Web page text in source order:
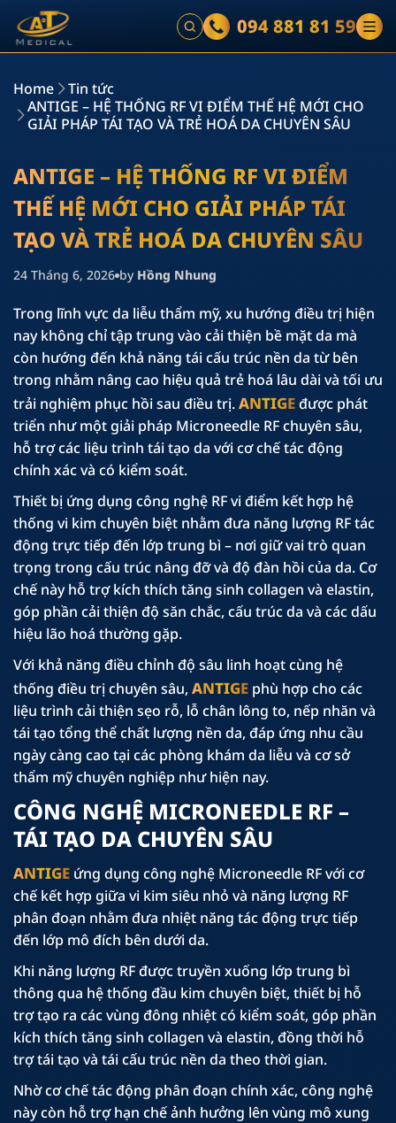
094 881 81 59
Home
Tin tức
ANTIGE – HỆ THỐNG RF VI ĐIỂM THẾ HỆ MỚI CHO
GIẢI PHÁP TÁI TẠO VÀ TRẺ HOÁ DA CHUYÊN SÂU
ANTIGE – HỆ THỐNG RF VI ĐIỂM
THẾ HỆ MỚI CHO GIẢI PHÁP TÁI
TẠO VÀ TRẺ HOÁ DA CHUYÊN SÂU
24 Tháng 6, 2026 byHồng Nhung
Trong lĩnh vực da liễu thẩm mỹ, xu hướng điều trị hiện
nay không chỉ tập trung vào cải thiện bề mặt da mà
còn hướng đến khả năng tái cấu trúc nền da từ bên
trong nhằm nâng cao hiệu quả trẻ hoá lâu dài và tối ưu
trải nghiệm phục hồi sau điều trị.ANTIGEđược phát
triển như một giải pháp Microneedle RF chuyên sâu,
hỗ trợ các liệu trình tái tạo da với cơ chế tác động
chính xác và có kiểm soát.
Thiết bị ứng dụng công nghệ RF vi điểm kết hợp hệ
thống vi kim chuyên biệt nhằm đưa năng lượng RF tác
động trực tiếp đến lớp trung bì – nơi giữ vai trò quan
trọng trong cấu trúc nâng đỡ và độ đàn hồi của da. Cơ
chế này hỗ trợ kích thích tăng sinh collagen và elastin,
góp phần cải thiện độ săn chắc, cấu trúc da và các dấu
hiệu lão hoá thường gặp.
Với khả năng điều chỉnh độ sâu linh hoạt cùng hệ
thống điều trị chuyên sâu,ANTIGE phù hợp cho các
liệu trình cải thiện sẹo rỗ, lỗ chân lông to, nếp nhăn và
tái tạo tổng thể chất lượng nền da, đáp ứng nhu cầu
ngày càng cao tại các phòng khám da liễu và cơ sở
thẩm mỹ chuyên nghiệp như hiện nay.
CÔNG NGHỆ MICRONEEDLE RF –
TÁI TẠO DA CHUYÊN SÂU
ANTIGE ứng dụng công nghệ Microneedle RF với cơ
chế kết hợp giữa vi kim siêu nhỏ và năng lượng RF
phân đoạn nhằm đưa nhiệt năng tác động trực tiếp
đến lớp mô đích bên dưới da.
Khi năng lượng RF được truyền xuống lớp trung bì
thông qua hệ thống đầu kim chuyên biệt, thiết bị hỗ
trợ tạo ra các vùng đông nhiệt có kiểm soát, góp phần
kích thích tăng sinh collagen và elastin, đồng thời hỗ
trợ tái tạo và tái cấu trúc nền da theo thời gian.
Nhờ cơ chế tác động phân đoạn chính xác, công nghệ
này còn hỗ trợ hạn chế ảnh hưởng lên vùng mô xung